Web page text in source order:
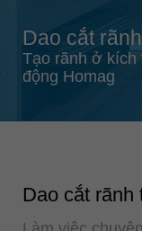
Dao cắt
Tạo rãnh ở
động Homag
Dao cắt